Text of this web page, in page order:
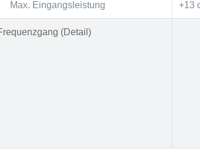
Max. Eingangsleistung +13
(Detail)